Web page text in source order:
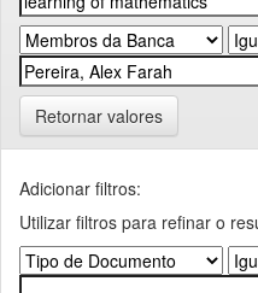
Retornar valores
Adicionar filtros:
Utilizar filtros para refinar o